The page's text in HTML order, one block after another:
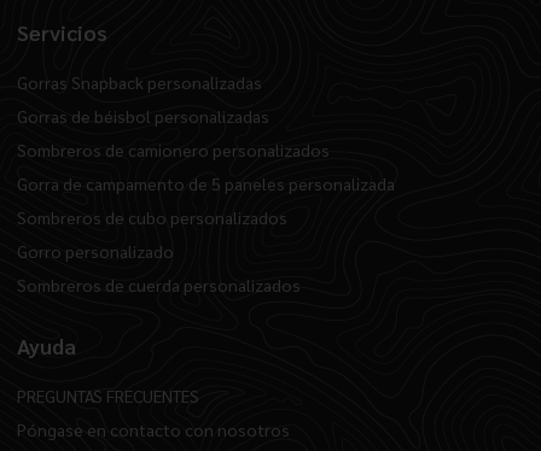
Servicios
Gorras Snapback personalizadas
Gorras de béisbol personalizadas
Sombreros de camionero personalizados
Gorra de campamento de 5 paneles personalizada
Sombreros de cubo personalizados
Gorro personalizado
Sombreros de cuerda personalizados
Ayuda
PREGUNTAS FRECUENTES
Póngase en contacto con nosotros